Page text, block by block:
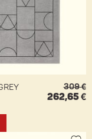
309 €
262,65 €